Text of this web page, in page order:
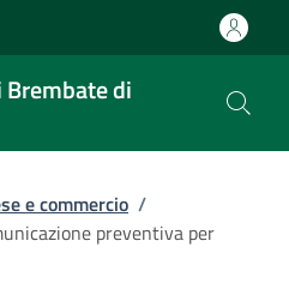
Brembate di
e commercio /
preventiva per